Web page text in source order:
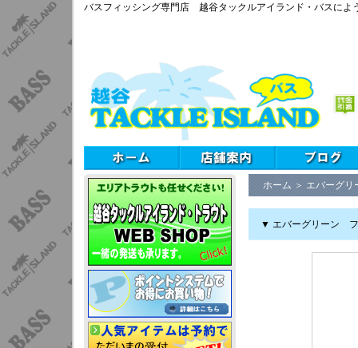
バスフィッシング専門店 越谷タックルアイランド・バスによ
ホーム ＞ エバーグリ
▼ エバーグリーン